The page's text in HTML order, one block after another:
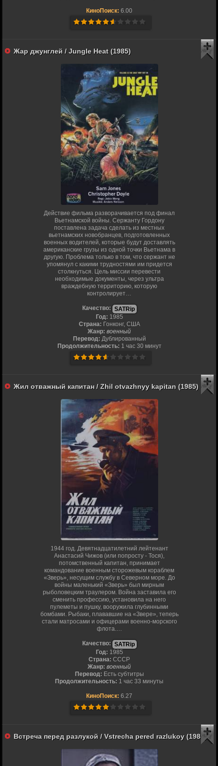
КиноПоиск: 6.00
Жар джунглей / Jungle Heat (1985)
Действие фильма разворачивается под финал
Вьетнамской войны. Сержанту Гордону
поставлена задача сделать из местных
вьетнамских новобранцев, подготовленных
военных водителей, которые будут доставлять
американские грузы из одной точки Вьетнама в
другую. Проблема только в том, что сержант не
упомянул с какими трудностями им придется
столкнуться. Цель миссии перевести
необходимые документы, через ультра
враждебную территорию, которую
контролирует…
Качество: SATRip
Год: 1985
Страна: Гонконг, США
Жанр: военный
Перевод: Дублированный
Продолжительность: 1 час 30 минут
Жил отважный капитан / Zhil otvazhnyy kapitan (1985)
1944 год. Девятнадцатилетний лейтенант
Анастасий Чижов (или попросту - Тося),
потомственный капитан, принимает
командование военным сторожевым кораблем
«Зверь», несущим службу в Северном море. До
войны маленький «Зверь» был мирным
рыболовецким траулером. Война заставила его
сменить профессию, установила на него
пулеметы и пушку, вооружила глубинными
бомбами. Рыбаки, плававшие на «Звере», теперь
стали матросами и офицерами военно-морского
флота.…
Качество: SATRip
Год: 1985
Страна: СССР
Жанр: военный
Перевод: Есть субтитры
Продолжительность: 1 час 33 минуты
КиноПоиск: 6.27
Встреча перед разлукой / Vstrecha pered razlukoy (1985)